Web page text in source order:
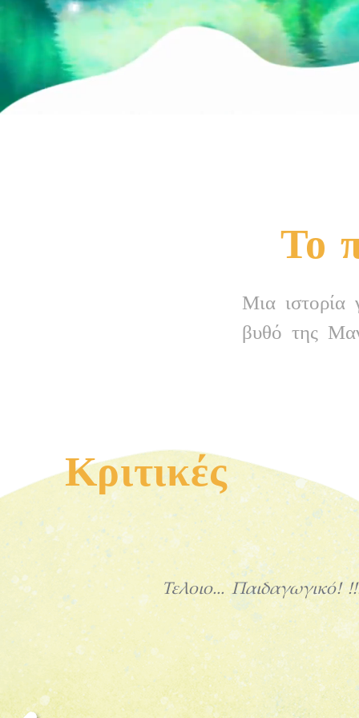
Το
Μια ιστορία
βυθό της
Κριτικές
Είναι μια υπέροχη
μπορείτε πάντα να την
οποία απευθύνεται όχι
αλλά και στους μεγάλους.
ιστορία που μας δείχνει τη
ανάμεσα στο καλό και στο